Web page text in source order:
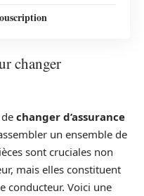
changer
changer d’assurance
un ensemble de
sont cruciales non
mais elles constituent
conducteur. Voici une